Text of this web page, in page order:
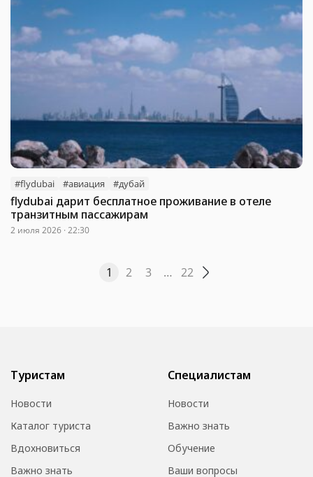
#flydubai #авиация #дубай
flydubai дарит бесплатное проживание в отеле
транзитным пассажирам
2 июля 2026 · 22:30
1 2 3 … 22
Туристам
Новости
Каталог туриста
Вдохновиться
Важно знать
Специалистам
Новости
Важно знать
Обучение
Ваши вопросы